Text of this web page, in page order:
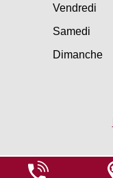
Vendredi
Samedi
Dimanche